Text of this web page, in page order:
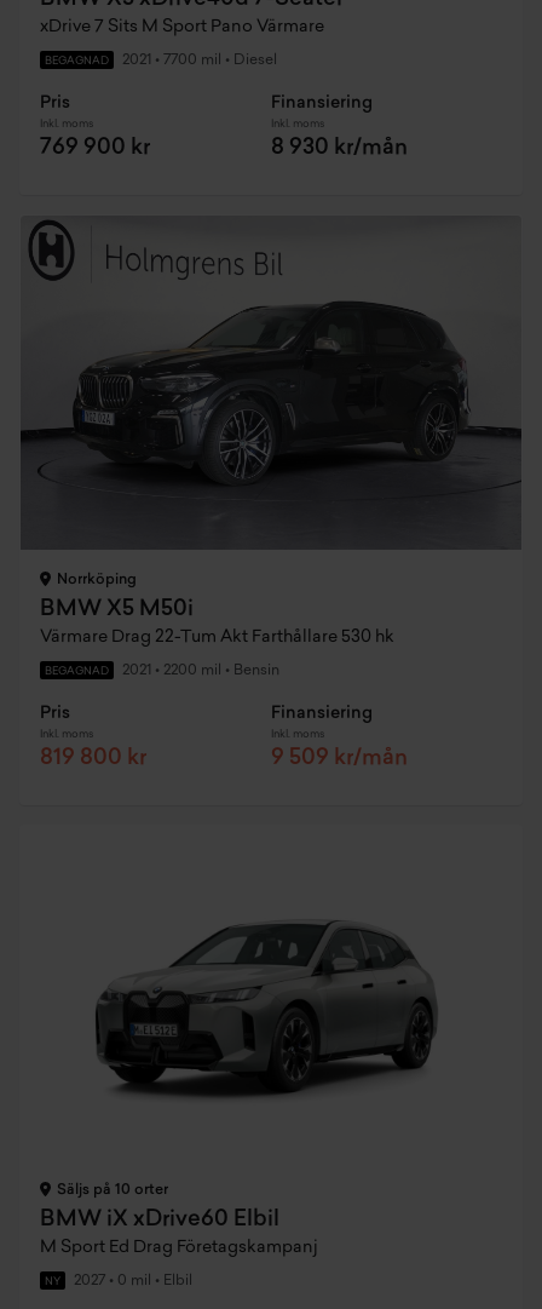
xDrive 7 Sits M Sport Pano Värmare
BEGAGNAD 2021 • 7700 mil • Diesel
Pris
Inkl. moms
769 900 kr
Finansiering
Inkl. moms
8 930 kr/mån
Norrköping
BMW X5 M50i
Värmare Drag 22-Tum Akt Farthållare 530 hk
BEGAGNAD 2021 • 2200 mil • Bensin
Pris
Inkl. moms
819 800 kr
Finansiering
Inkl. moms
9 509 kr/mån
Säljs på 10 orter
BMW iX xDrive60 Elbil
M Sport Ed Drag Företagskampanj
NY 2027 • 0 mil • Elbil